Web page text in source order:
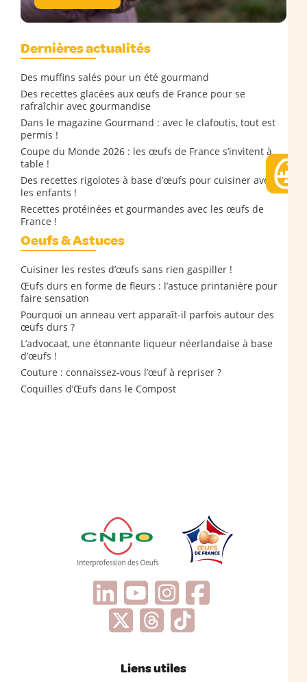
Dernières actualités
Des muffins salés pour un été gourmand
Des recettes glacées aux œufs de France pour se
rafraîchir avec gourmandise
Dans le magazine Gourmand : avec le clafoutis, tout est
permis !
Coupe du Monde 2026 : les œufs de France s’invitent à
table !
Des recettes rigolotes à base d’œufs pour cuisiner avec
les enfants !
Recettes protéinées et gourmandes avec les œufs de
France !
Oeufs & Astuces
Cuisiner les restes d’œufs sans rien gaspiller !
Œufs durs en forme de fleurs : l’astuce printanière pour
faire sensation
Pourquoi un anneau vert apparaît-il parfois autour des
œufs durs ?
L’advocaat, une étonnante liqueur néerlandaise à base
d’œufs !
Couture : connaissez-vous l’œuf à repriser ?
Coquilles d’Œufs dans le Compost
Liens utiles